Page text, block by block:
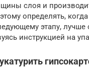
слоя и
определять,
этапу,
инструкцией на